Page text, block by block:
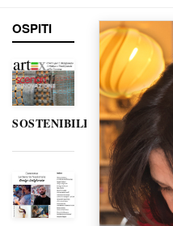
OSPITI
SOSTENIBILITÀ